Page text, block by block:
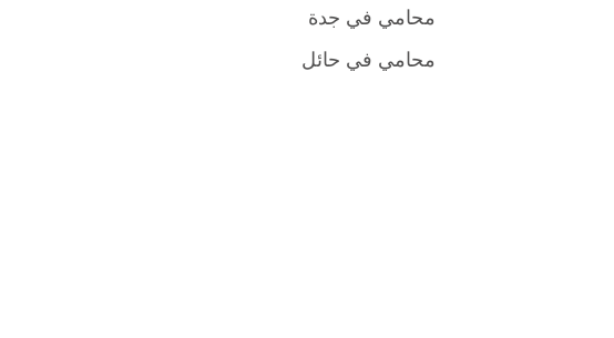
محامي في جدة
محامي في حائل